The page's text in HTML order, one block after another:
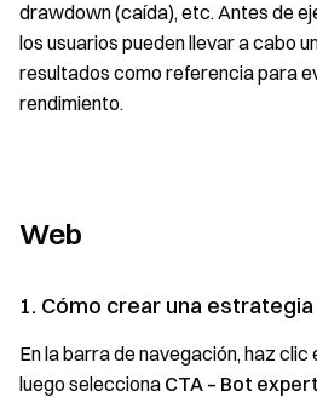
drawdown (caída), etc. Antes de
los usuarios pueden llevar a cabo
resultados como referencia para
rendimiento.
Web
1. Cómo crear una
En la barra de navegación, haz clic
luego selecciona CTA – Bot